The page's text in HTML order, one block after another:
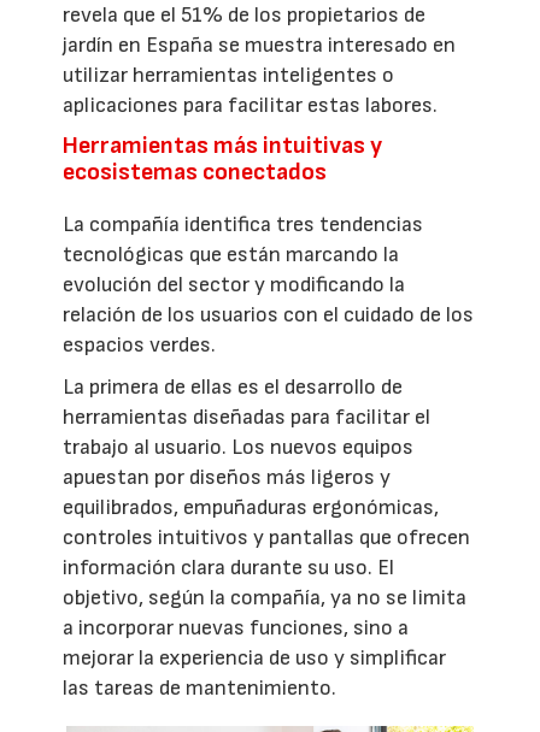
revela que el 51% de los propietarios de
jardín en España se muestra interesado en
utilizar herramientas inteligentes o
aplicaciones para facilitar estas labores.
Herramientas más intuitivas y
ecosistemas conectados
La compañía identifica tres tendencias
tecnológicas que están marcando la
evolución del sector y modificando la
relación de los usuarios con el cuidado de los
espacios verdes.
La primera de ellas es el desarrollo de
herramientas diseñadas para facilitar el
trabajo al usuario. Los nuevos equipos
apuestan por diseños más ligeros y
equilibrados, empuñaduras ergonómicas,
controles intuitivos y pantallas que ofrecen
información clara durante su uso. El
objetivo, según la compañía, ya no se limita
a incorporar nuevas funciones, sino a
mejorar la experiencia de uso y simplificar
las tareas de mantenimiento.